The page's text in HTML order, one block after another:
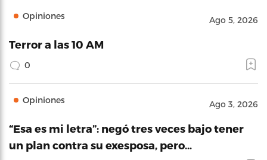
Opiniones Ago 5, 2026
Terror a las 10 AM
0
Opiniones Ago 3, 2026
“Esa es mi letra”: negó tres veces bajo tener
un plan contra su exesposa, pero…